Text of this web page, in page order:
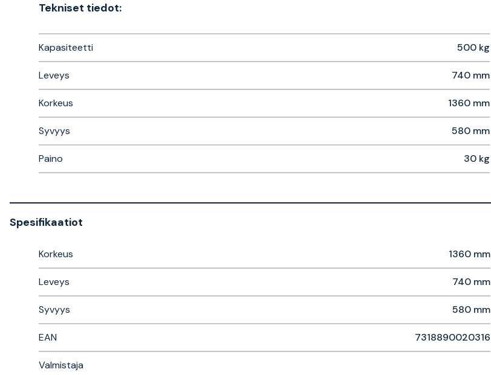
Tekniset tiedot:
Kapasiteetti 500 kg
Leveys 740 mm
Korkeus 1360 mm
Syvyys 580 mm
Paino 30 kg
Spesifikaatiot
Korkeus 1360 mm
Leveys 740 mm
Syvyys 580 mm
EAN 7318890020316
Valmistaja